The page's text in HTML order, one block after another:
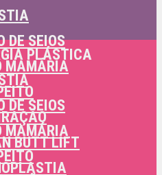
DE SEIOS
MAMÁRIA
BUTT LIFT
PLÁSTICA
DE SEIOS
MAMÁRIA